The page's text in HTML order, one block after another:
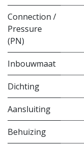
Connection /
Pressure
(PN)
Inbouwmaat
Dichting
Aansluiting
Behuizing